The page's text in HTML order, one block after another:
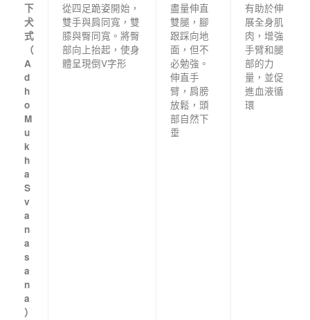
下
犬
式
（
A
d
h
o
M
u
k
h
a
S
v
a
n
a
s
a
n
a
）
從四足跪姿開始，
雙手與肩同寬，雙
膝與臀同寬。將臀
部向上抬起，使身
體呈現倒V字形
盡量伸直
雙腿，腳
跟踩向地
面，但不
必勉強。
伸直手
臂，肩膀
放鬆，頭
部自然下
垂
有助於伸
展全身肌
肉，增強
手臂和腿
部的力
量，並促
進血液循
環